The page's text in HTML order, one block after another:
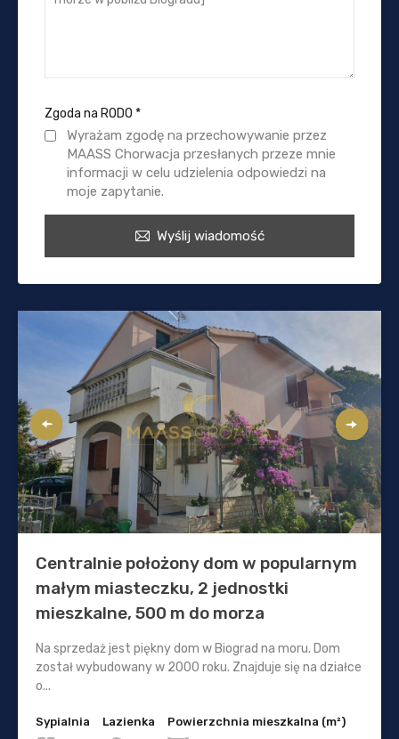
Zgoda na RODO *
Wyrażam zgodę na przechowywanie przez
MAASS Chorwacja przesłanych przeze mnie
informacji w celu udzielenia odpowiedzi na
moje zapytanie.
Wyślij wiadomość
Centralnie położony dom w popularnym
małym miasteczku, 2 jednostki
mieszkalne, 500 m do morza
Na sprzedaż jest piękny dom w Biograd na moru. Dom
został wybudowany w 2000 roku. Znajduje się na działce
o...
Sypialnia
Lazienka
Powierzchnia mieszkalna (m²)